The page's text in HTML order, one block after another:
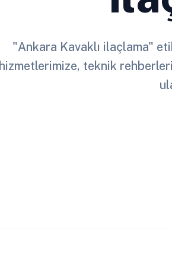
"Ankara Kavaklı ilaçlama"
hizmetlerimize, teknik